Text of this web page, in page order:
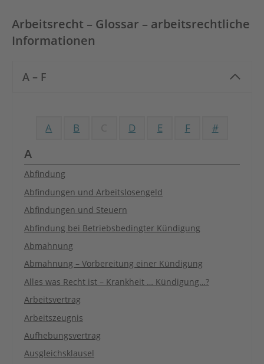
Arbeitsrecht – Glossar – arbeitsrechtliche
Informationen
A – F
A B D E F #
A
Abfindung
Abfindungen und Arbeitslosengeld
Abfindungen und Steuern
Abfindung bei Betriebsbedingter Kündigung
Abmahnung
Abmahnung – Vorbereitung einer Kündigung
Alles was Recht ist – Krankheit … Kündigung…?
Arbeitsvertrag
Arbeitszeugnis
Aufhebungsvertrag
Ausgleichsklausel